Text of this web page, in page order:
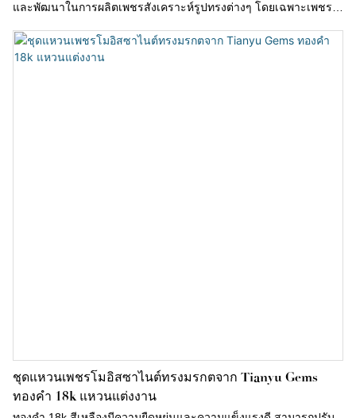
และพัฒนาในการผลิตเพชรสังเคราะห์รูปทรงต่างๆ โดยเฉพาะเพชร
ทรงรีที่มีจำนวนมากและหลากหลาย เพชรทรงรีมีความสว่างและ
แวววาวไม่แพ้แหวนเพชรทรงกลม สะท้อนความสง่างามและความ
ชุดแหวนเพชรโมอิสซาไนต์ทรงมรกตจาก Tianyu Gems
ทองคำ 18k แหวนแต่งงาน